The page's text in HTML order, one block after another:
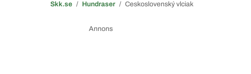
Skk.se Hundraser Ceskoslovenský vlciak
Annons